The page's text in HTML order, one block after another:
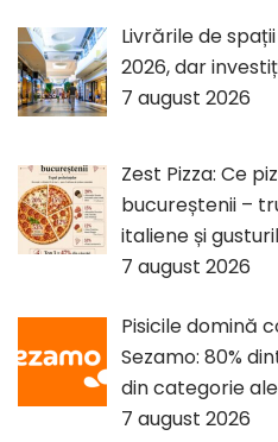
Livrările de
2026, dar
7 august 2026
Zest Pizza: Ce
bucureștenii –
italiene și
7 august 2026
Pisicile domină
Sezamo: 80%
din categorie
7 august 2026